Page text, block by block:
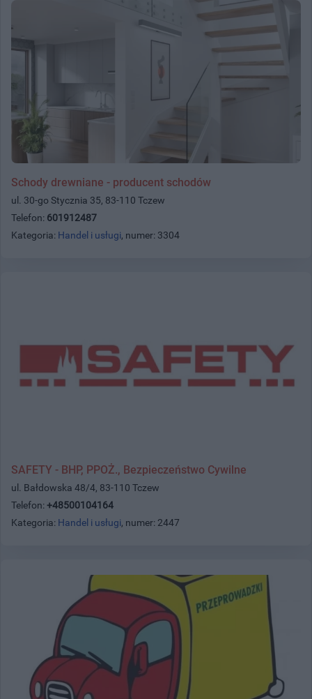
Schody drewniane - producent schodów
ul. 30-go Stycznia 35, 83-110 Tczew
Telefon: 601912487
Kategoria: Handel i usługi, numer: 3304
SAFETY - BHP, PPOŻ., Bezpieczeństwo Cywilne
ul. Bałdowska 48/4, 83-110 Tczew
Telefon: +48500104164
Kategoria: Handel i usługi, numer: 2447